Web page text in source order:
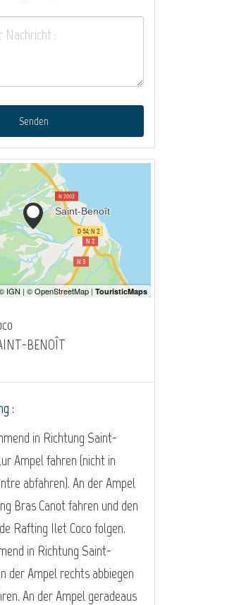
Senden
BENOÎT
:
in Richtung Saint-
Ampel fahren (nicht in
abfahren). An der Ampel
Bras Canot fahren und den
Rafting Ilet Coco folgen.
in Richtung Saint-
der Ampel rechts abbiegen
An der Ampel geradeaus